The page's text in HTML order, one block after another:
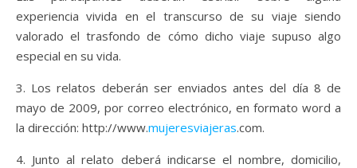
experiencia vivida en el transcurso de su viaje siendo
valorado el trasfondo de cómo dicho viaje supuso algo
especial en su vida.
3. Los relatos deberán ser enviados antes del día 8 de
mayo de 2009, por correo electrónico, en formato word a
la dirección: http://www.mujeresviajeras.com.
4. Junto al relato deberá indicarse el nombre, domicilio,